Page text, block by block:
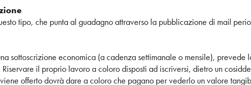
tipo, che punta al guadagno attraverso la pubblicazione di mail
sottoscrizione economica (a cadenza settimanale o mensile), prevede
il proprio lavoro a coloro disposti ad iscriversi, dietro un
offerto dovrà dare a coloro che pagano per vederlo un valore